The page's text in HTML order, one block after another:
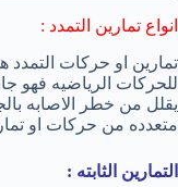
انواع تمارين التمدد :
تمارين او حركات التمدد
للحركات الرياضيه فهو
يقلل من خطر الاصابه
متعدده من حركات او
التمارين الثابته :